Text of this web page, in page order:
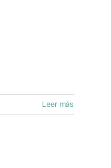
Leer más